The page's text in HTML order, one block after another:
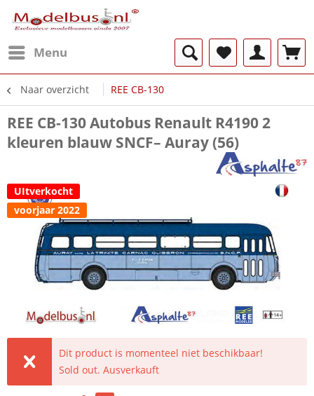
Menu
Naar overzicht REE CB-130
REE CB-130 Autobus Renault R4190 2
kleuren blauw SNCF– Auray (56)
UItverkocht
voorjaar 2022
Dit product is momenteel niet beschikbaar!
Sold out. Ausverkauft